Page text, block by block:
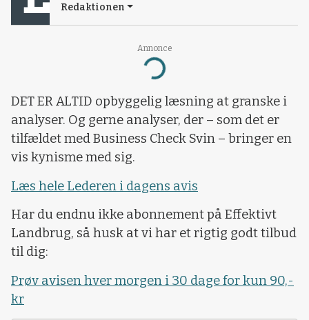
Annonce
Loading...
Redaktionen
DET ER ALTID opbyggelig læsning at granske i
analyser. Og gerne analyser, der – som det er
tilfældet med Business Check Svin – bringer en
vis kynisme med sig.
Læs hele Lederen i dagens avis
Har du endnu ikke abonnement på Effektivt
Landbrug, så husk at vi har et rigtig godt tilbud
til dig:
Prøv avisen hver morgen i 30 dage for kun 90,-
kr